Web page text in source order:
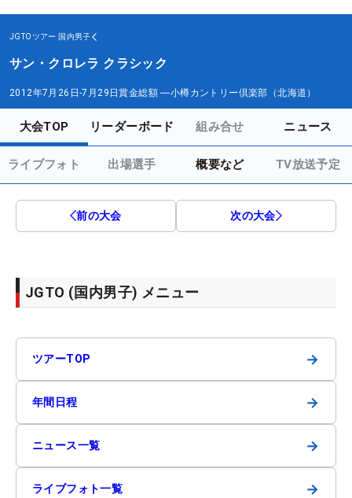
JGTOツアー 国内男子
サン・クロレラ クラシック
2012年7月26日-7月29日賞金総額 ―小樽カントリー倶楽部（北海道）
大会TOP リーダーボード 組み合せ ニュース
ライブフォト 出場選手 概要など TV放送予定
前の大会 次の大会
JGTO (国内男子) メニュー
ツアーTOP →
年間日程 →
ニュース一覧 →
ライブフォト一覧 →